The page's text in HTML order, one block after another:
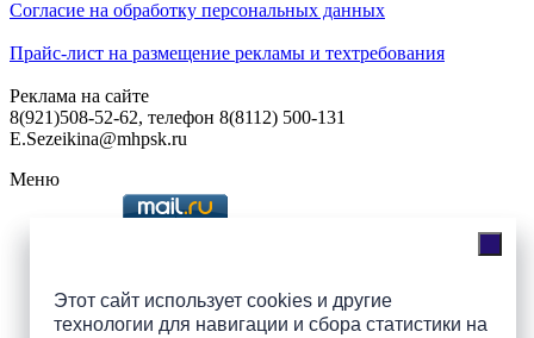
Этот сайт использует cookies и другие
технологии для навигации и сбора статистики на
Согласие на обработку персональных данных
Прайс-лист на размещение рекламы и техтребования
Реклама на сайте
8(921)508-52-62, телефон 8(8112) 500-131
E.Sezeikina@mhpsk.ru
Меню